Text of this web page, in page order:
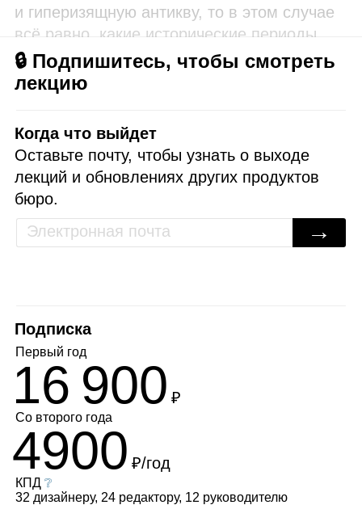
и гиперизящную антикву, то в этом случае
всё равно, какие исторические периоды.
🔒 Подпишитесь, чтобы смотреть
лекцию
Когда что выйдет
Оставьте почту, чтобы узнать о выходе
лекций и обновлениях других продуктов
бюро.
→
Подписка
Первый год
16 900 ₽
Со второго года
4900 ₽/год
КПД❔
32 дизайнеру, 24 редактору, 12 руководителю